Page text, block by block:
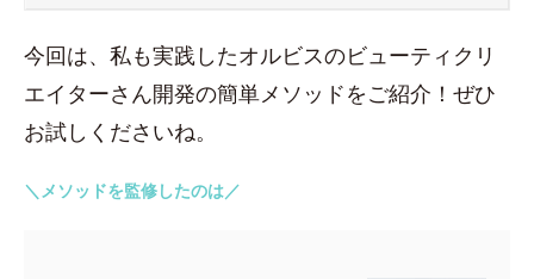
今回は、私も実践したオルビスのビューティクリ
エイターさん開発の簡単メソッドをご紹介！ぜひ
お試しくださいね。
＼メソッドを監修したのは／